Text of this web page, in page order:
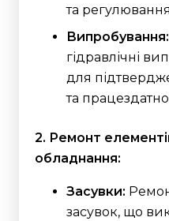
та
Випробування:
гідравлічні
для
та
2. Ремонт
обладнання:
Засувки:
засувок, що